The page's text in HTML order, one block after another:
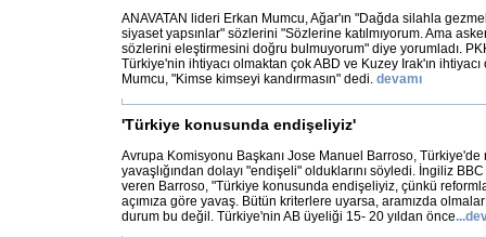
ANAVATAN lideri Erkan Mumcu, Ağar'ın "Dağda silahla
siyaset yapsınlar" sözlerini "Sözlerine katılmıyorum. Ama
sözlerini eleştirmesini doğru bulmuyorum" diye yorumladı.
Türkiye'nin ihtiyacı olmaktan çok ABD ve Kuzey Irak'ın
Mumcu, "Kimse kimseyi kandırmasın" dedi. devamı
'Türkiye konusunda endişeliyiz'
Avrupa Komisyonu Başkanı Jose Manuel Barroso, Türkiye'de
yavaşlığından dolayı "endişeli" olduklarını söyledi. İngiliz
veren Barroso, "Türkiye konusunda endişeliyiz, çünkü
açımıza göre yavaş. Bütün kriterlere uyarsa, aramızda
durum bu değil. Türkiye'nin AB üyeliği 15- 20 yıldan önce...